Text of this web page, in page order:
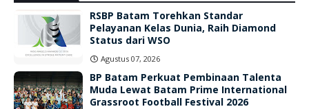
RSBP Batam Torehkan Standar
Pelayanan Kelas Dunia, Raih Diamond
Status dari WSO
Agustus 07, 2026
BP Batam Perkuat Pembinaan Talenta
Muda Lewat Batam Prime International
Grassroot Football Festival 2026